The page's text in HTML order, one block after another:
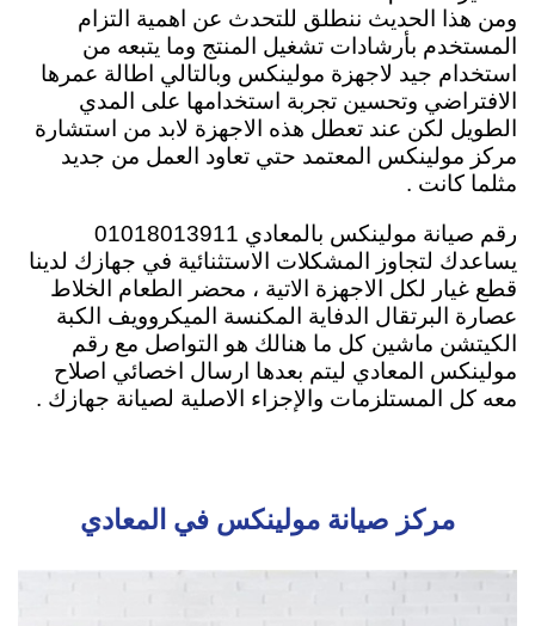
ومن هذا الحديث ننطلق للتحدث عن اهمية التزام
المستخدم بأرشادات تشغيل المنتج وما يتبعه من
استخدام جيد لاجهزة مولينكس وبالتالي اطالة عمرها
الافتراضي وتحسين تجربة استخدامها على المدي
الطويل لكن عند تعطل هذه الاجهزة لابد من استشارة
مركز مولينكس المعتمد حتي تعاود العمل من جديد
مثلما كانت .
رقم صيانة مولينكس بالمعادي 01018013911
يساعدك لتجاوز المشكلات الاستثنائية في جهازك لدينا
قطع غيار لكل الاجهزة الاتية ، محضر الطعام الخلاط
عصارة البرتقال الدفاية المكنسة الميكروويف الكبة
الكيتشن ماشين كل ما هنالك هو التواصل مع رقم
مولينكس المعادي ليتم بعدها ارسال اخصائي اصلاح
معه كل المستلزمات والإجزاء الاصلية لصيانة جهازك .
مركز صيانة مولينكس في المعادي